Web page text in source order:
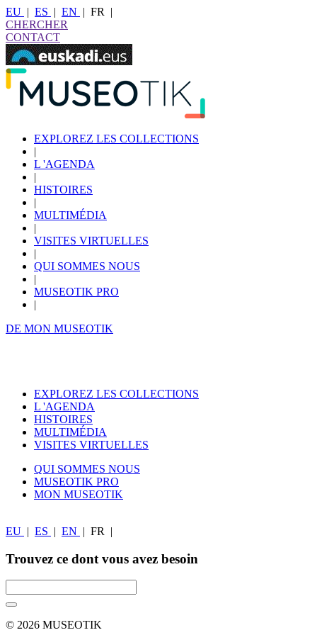
EU | ES | EN | FR
|
CHERCHER
CONTACT
EXPLOREZ LES COLLECTIONS
|
L 'AGENDA
|
HISTOIRES
|
MULTIMÉDIA
|
VISITES VIRTUELLES
|
QUI SOMMES NOUS
|
MUSEOTIK PRO
|
DE MON MUSEOTIK
EXPLOREZ LES COLLECTIONS
L 'AGENDA
HISTOIRES
MULTIMÉDIA
VISITES VIRTUELLES
QUI SOMMES NOUS
MUSEOTIK PRO
MON MUSEOTIK
EU | ES | EN | FR |
Trouvez ce dont vous avez besoin
© 2026 MUSEOTIK